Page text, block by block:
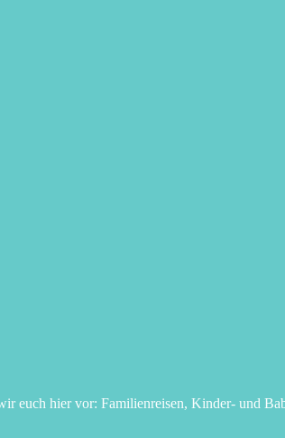
euch hier vor: Familienreisen, Kinder- und